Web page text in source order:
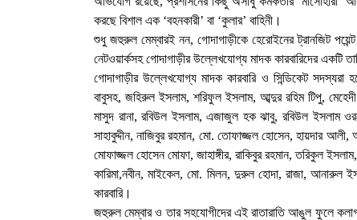
করছে বিশাল এক ‘বহনকারী’ বা ‘কুলার’ বাহিনী।
​শুধু জহুরুল মেম্বারই নন, গোদাগাড়ীকে হেরোইনের ট্রানজিট
নেটওয়ার্কসহ গোদাগাড়ীর উল্লেখযোগ্য মাদক কারবারিদের একটি
​গোদাগাড়ীর উল্লেখযোগ্য মাদক কারবারি ও সিন্ডিকেট সদস্যরা
বাবুসহ, জহিরুল ইসলাম, শরিফুল ইসলাম, আব্দুর রহিম টিপু,
মাসুদ রানা, রবিউল ইসলাম, এজাজুল হক ঝাবু, রবিউল ইসলাম
সাহাবুদ্দীন, নাজিবুর রহমান, মো. তোফাজ্জল হোসেন, হায়দার
মোফাজ্জল হোসেন মোফা, জাহাঙ্গীর, রাকিবুর রহমান, তরিকুল
কারিমা,নবীন, মাইকেল, মো. মিলন, দুরুল হোদা, রাজা,
কারবারি।
জহুরুল মেম্বার ও তার সহযোগীদের এই রাতারাতি আঙুল ফুলে